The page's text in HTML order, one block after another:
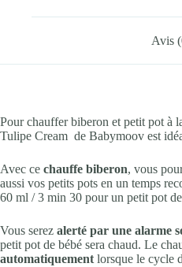
Avis
Pour chauffer biberon et petit pot à
Tulipe Cream de Babymoov est
Avec ce chauffe biberon, vous
aussi vos petits pots en un temps
60 ml / 3 min 30 pour un petit pot
Vous serez alerté par une alarme
petit pot de bébé sera chaud. Le
automatiquement lorsque le cycle